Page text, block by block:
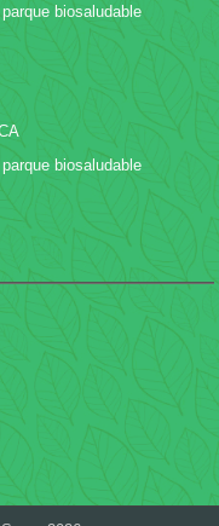
biosaludable
biosaludable